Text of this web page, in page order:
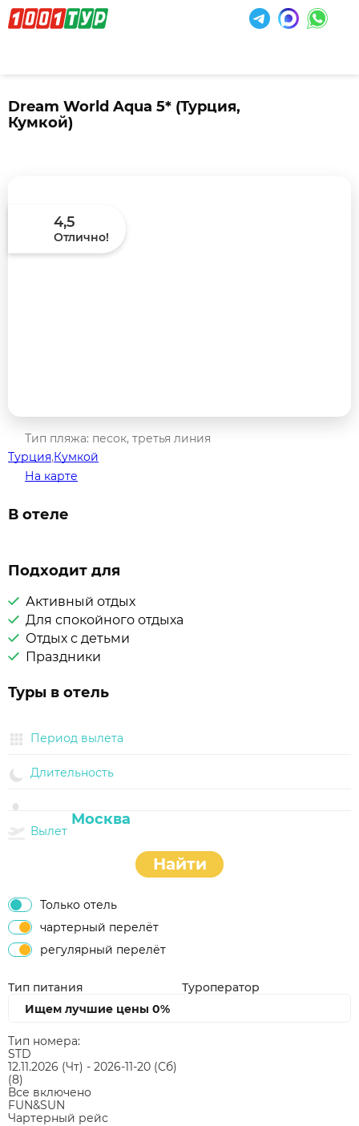
Dream World Aqua 5* (Турция,
Кумкой)
4,5
Отлично!
Тип пляжа: песок, третья линия
Турция,Кумкой
На карте
В отеле
Подходит для
Активный отдых
Для спокойного отдыха
Отдых с детьми
Праздники
Туры в отель
Период вылета
Длительность
Вылет
Найти
Только отель
чартерный перелёт
регулярный перелёт
Тип питания
Туроператор
Ищем лучшие цены 0%
Тип номера:
STD
12.11.2026 (Чт) - 2026-11-20 (Сб)
(8)
Все включено
FUN&SUN
Чартерный рейс